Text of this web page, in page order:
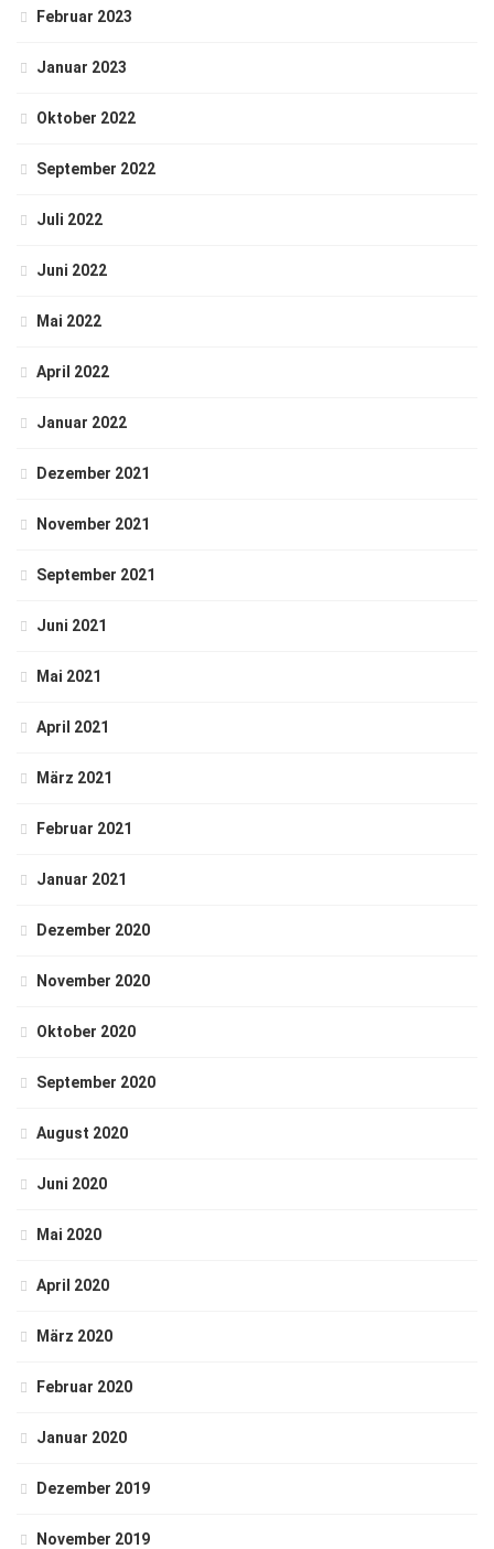
Februar 2023
Januar 2023
Oktober 2022
September 2022
Juli 2022
Juni 2022
Mai 2022
April 2022
Januar 2022
Dezember 2021
November 2021
September 2021
Juni 2021
Mai 2021
April 2021
März 2021
Februar 2021
Januar 2021
Dezember 2020
November 2020
Oktober 2020
September 2020
August 2020
Juni 2020
Mai 2020
April 2020
März 2020
Februar 2020
Januar 2020
Dezember 2019
November 2019